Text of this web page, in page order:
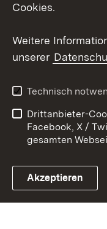
Link zum
Datenschutz
Impressum
Cookies.
Weitere
unserer
Technisch
Drittanbieter-
Facebook, X /
gesamten
Akzeptieren